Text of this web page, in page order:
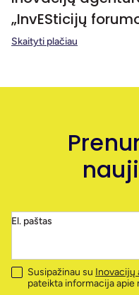
„InvESticijų
Skaityti plačiau
El. paštas
Susipažinau su Inovacijų
pateikta informacija apie